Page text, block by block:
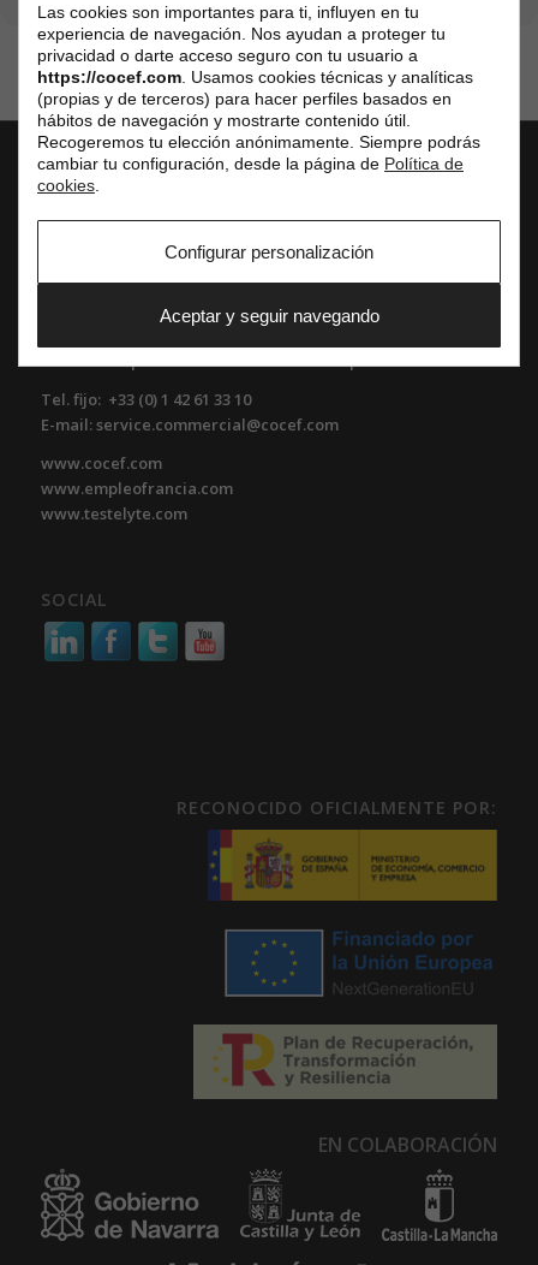
COCEF
Atención al público únicamente con cita previa
Tel. fijo: +33 (0) 1 42 61 33 10
E-mail: service.commercial@cocef.com
www.cocef.com
www.empleofrancia.com
www.testelyte.com
SOCIAL
RECONOCIDO OFICIALMENTE POR:
EN COLABORACIÓN
Las cookies son importantes para ti, influyen en tu
experiencia de navegación. Nos ayudan a proteger tu
privacidad o darte acceso seguro con tu usuario a
https://cocef.com . Usamos cookies técnicas y analíticas
(propias y de terceros) para hacer perfiles basados en
hábitos de navegación y mostrarte contenido útil.
Recogeremos tu elección anónimamente. Siempre podrás
cambiar tu configuración, desde la página de Política de
cookies
Configurar personalización
Aceptar y seguir navegando